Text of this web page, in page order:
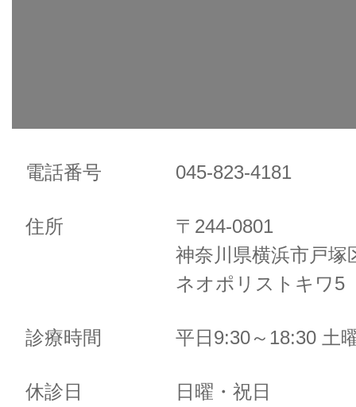
電話番号 045-823-4181
住所
〒244-0801
神奈川県横浜市戸塚
ネオポリストキワ
診療時間 平日9:30～18:30 土
休診日 日曜・祝日